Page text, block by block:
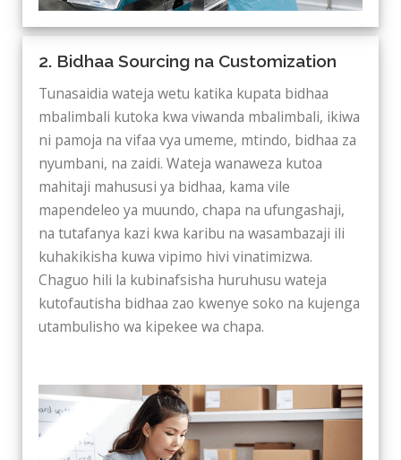
2. Bidhaa Sourcing na Customization
Tunasaidia wateja wetu katika kupata bidhaa
mbalimbali kutoka kwa viwanda mbalimbali, ikiwa
ni pamoja na vifaa vya umeme, mtindo, bidhaa za
nyumbani, na zaidi. Wateja wanaweza kutoa
mahitaji mahususi ya bidhaa, kama vile
mapendeleo ya muundo, chapa na ufungashaji,
na tutafanya kazi kwa karibu na wasambazaji ili
kuhakikisha kuwa vipimo hivi vinatimizwa.
Chaguo hili la kubinafsisha huruhusu wateja
kutofautisha bidhaa zao kwenye soko na kujenga
utambulisho wa kipekee wa chapa.